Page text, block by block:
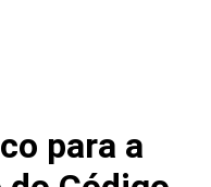
para a